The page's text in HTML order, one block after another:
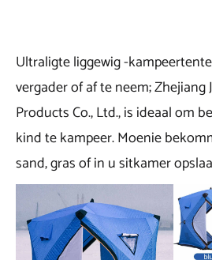
Ultraligte liggewig -
vergader of af te neem;
Products Co., Ltd., is ideaal om
kind te kampeer. Moenie
sand, gras of in u sitkamer